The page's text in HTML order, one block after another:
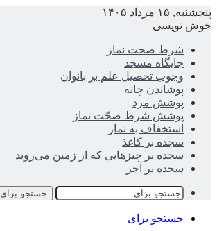
پنجشنبه, ۱۵ مرداد ۱۴۰۵
خوش نویسی
شرط صحت نماز
جایگاه مسجد
وجوب تحصیل علم بر بانوان
پوشاندن چانه
پوشش مرد
پوشش شرط صحّت نماز
استخفاف به نماز
سجده بر کاغذ
سجده بر چیزهایی که از زمین می‌روید
سجده بر آجر
جستجو برای
جستجو برای